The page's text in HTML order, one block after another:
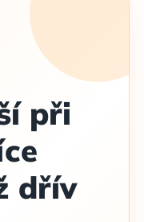
při
dřív